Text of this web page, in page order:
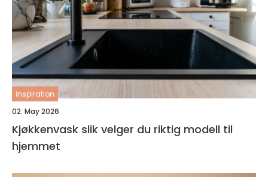
inspiration
02. May 2026
Kjøkkenvask slik velger du riktig modell til
hjemmet